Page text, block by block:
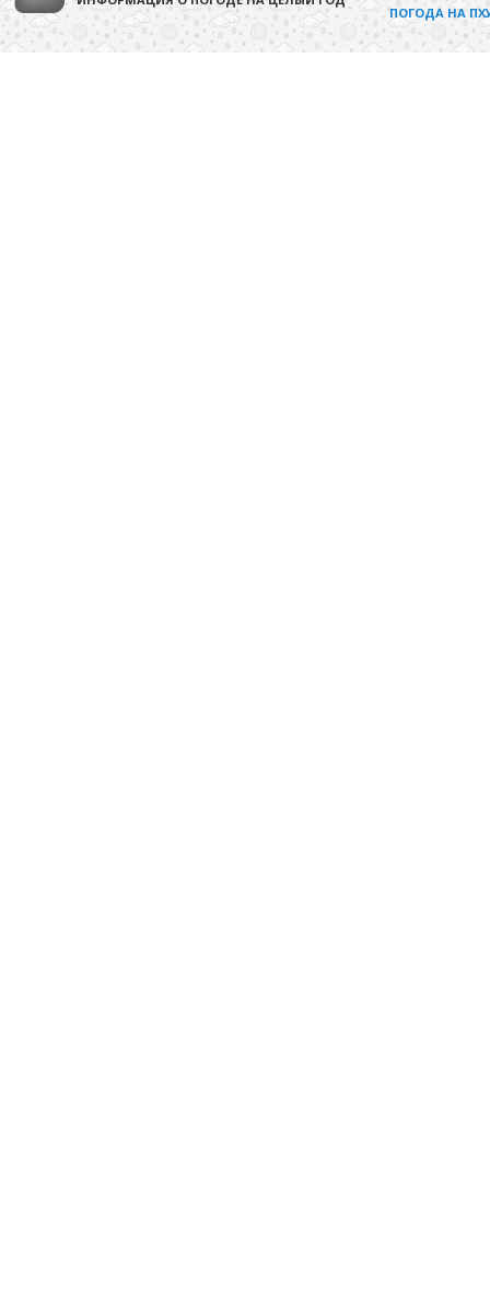
ПОГОДА НА